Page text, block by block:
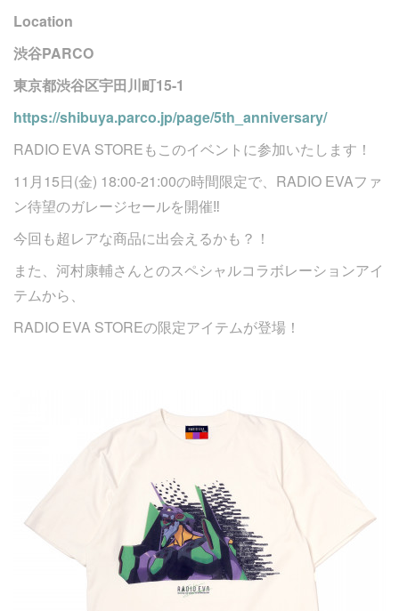
Location
渋谷PARCO
東京都渋谷区宇田川町15-1
https://shibuya.parco.jp/page/5th_anniversary/
RADIO EVA STOREもこのイベントに参加いたします！
11月15日(金) 18:00-21:00の時間限定で、RADIO EVAファ
ン待望のガレージセールを開催‼︎
今回も超レアな商品に出会えるかも？！
また、河村康輔さんとのスペシャルコラボレーションアイ
テムから、
RADIO EVA STOREの限定アイテムが登場！